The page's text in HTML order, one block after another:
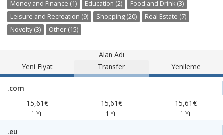
Money and Finance (1)
Education (2)
Food and Drink (3)
Leisure and Recreation (9)
Shopping (20)
Real Estate (7)
Novelty (3)
Other (15)
Alan Adı
Yeni Fiyat
Transfer Yenileme
.com
15,61€
1 Yıl
15,61€
1 Yıl
15,61€
1 Yıl
.eu